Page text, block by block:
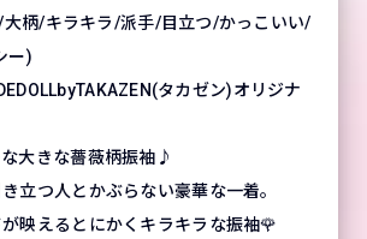
柄/キラキラ/派手/目立つ/かっこいい/
ー)
タカゼン)オリジナ
大きな薔薇柄振袖♪
立つ人とかぶらない豪華な一着。
映えるとにかくキラキラな振袖🌹